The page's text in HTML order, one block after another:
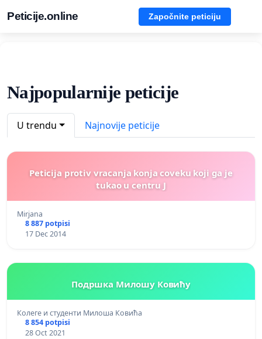
Peticije.online Započnite peticiju
Najpopularnije peticije
U trendu Najnovije peticije
Peticija protiv vracanja konja coveku koji ga je
tukao u centru J
Mirjana
8 887 potpisi
17 Dec 2014
Подршка Милошу Ковићу
Колеге и студенти Милоша Ковића
8 854 potpisi
28 Oct 2021